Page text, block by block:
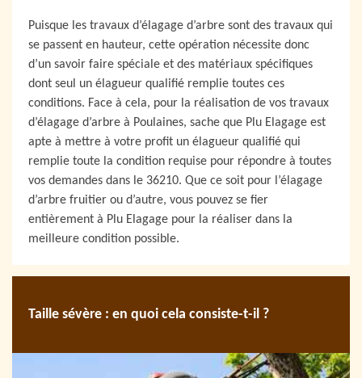
Puisque les travaux d’élagage d’arbre sont des travaux qui
se passent en hauteur, cette opération nécessite donc
d’un savoir faire spéciale et des matériaux spécifiques
dont seul un élagueur qualifié remplie toutes ces
conditions. Face à cela, pour la réalisation de vos travaux
d’élagage d’arbre à Poulaines, sache que Plu Elagage est
apte à mettre à votre profit un élagueur qualifié qui
remplie toute la condition requise pour répondre à toutes
vos demandes dans le 36210. Que ce soit pour l’élagage
d’arbre fruitier ou d’autre, vous pouvez se fier
entièrement à Plu Elagage pour la réaliser dans la
meilleure condition possible.
Taille sévère : en quoi cela consiste-t-il ?